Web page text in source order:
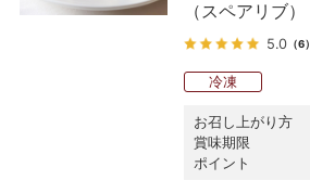
（スペアリブ）
5.0 （6）
冷凍
お召し上がり方
賞味期限
ポイント